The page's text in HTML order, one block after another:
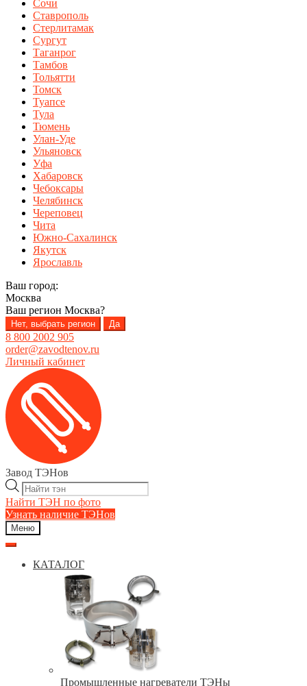
Сочи
Ставрополь
Стерлитамак
Сургут
Таганрог
Тамбов
Тольятти
Томск
Туапсе
Тула
Тюмень
Улан-Уде
Ульяновск
Уфа
Хабаровск
Чебоксары
Челябинск
Череповец
Чита
Южно-Сахалинск
Якутск
Ярославль
Ваш город:
Москва
Ваш регион Москва?
Нет, выбрать регион Да
8 800 2002 905
order@zavodtenov.ru
Личный кабинет
Перейти
навигации
Перейти
содержимому
Завод ТЭНов
Поиск
товаров
Найти ТЭН по фото
Узнать наличие ТЭНов
Меню
КАТАЛОГ
Промышленные нагреватели ТЭНы